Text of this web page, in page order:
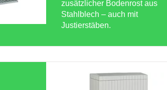
zusätzlicher Bodenrost aus
Stahlblech – auch mit
Justierstäben.